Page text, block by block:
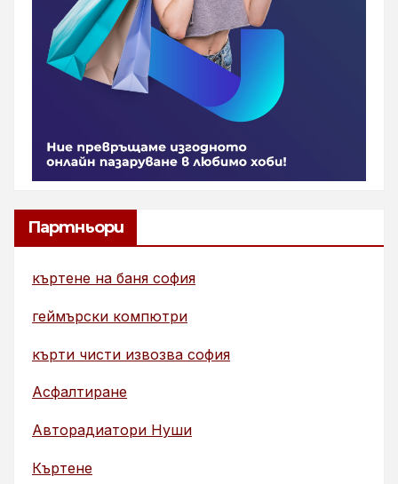
Партньори
къртене на баня софия
геймърски компютри
кърти чисти извозва софия
Асфалтиране
Авторадиатори Нуши
Къртене